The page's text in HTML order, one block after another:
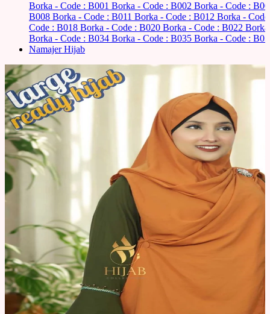
Borka - Code : B001 Borka - Code : B002 Borka - Code :
B008 Borka - Code : B011 Borka - Code : B012 Borka -
Code : B018 Borka - Code : B020 Borka - Code : B022
Borka - Code : B034 Borka - Code : B035 Borka - Code :
Namajer Hijab